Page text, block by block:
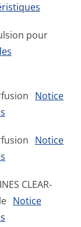
pour
Notice
Notice
CLEAR-
Notice